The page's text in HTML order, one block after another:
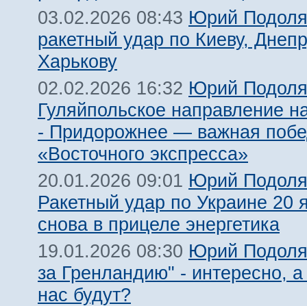
03.02.2026 08:43 Юрий
ракетный удар по Киеву,
Харькову
02.02.2026 16:32 Юрий
Гуляйпольское направление
- Придорожнее — важная
«Восточного экспресса»
20.01.2026 09:01 Юрий
Ракетный удар по Украине 20
снова в прицеле энергетика
19.01.2026 08:30 Юрий
за Гренландию" - интересно,
нас будут?